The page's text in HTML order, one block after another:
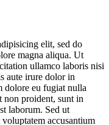
elit, sed do
magna aliqua. Ut
ullamco laboris nisi
aute irure dolor in
dolore eu fugiat nulla
non proident, sunt in
laborum. Sed ut
accusantium